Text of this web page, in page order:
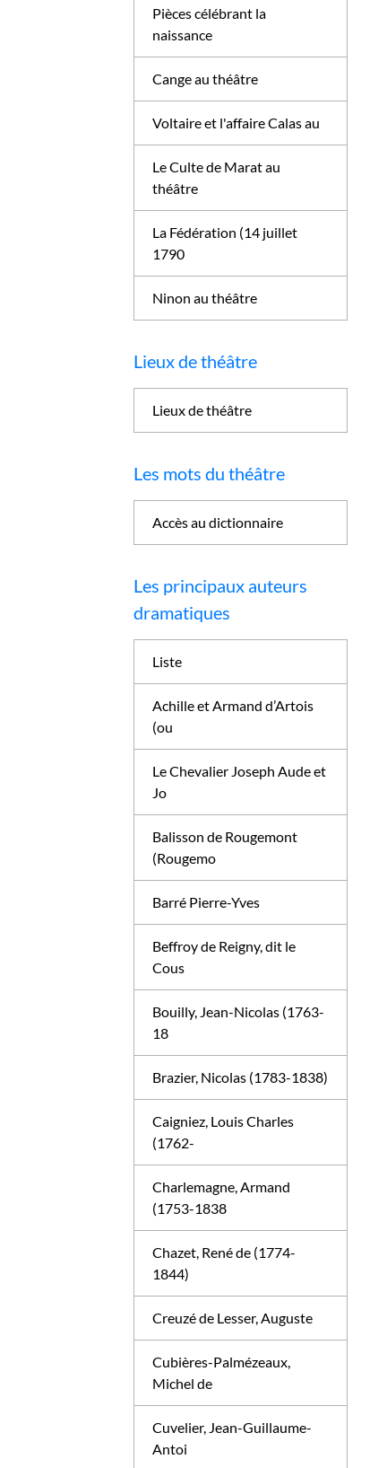
Pièces célébrant la
naissance
Cange au théâtre
Voltaire et l'affaire Calas au
Le Culte de Marat au
théâtre
La Fédération (14 juillet
1790
Ninon au théâtre
Lieux de théâtre
Lieux de théâtre
Les mots du théâtre
Accès au dictionnaire
Les principaux auteurs
dramatiques
Liste
Achille et Armand d’Artois
(ou
Le Chevalier Joseph Aude et
Jo
Balisson de Rougemont
(Rougemo
Barré Pierre-Yves
Beffroy de Reigny, dit le
Cous
Bouilly, Jean-Nicolas (1763-
18
Brazier, Nicolas (1783-1838)
Caigniez, Louis Charles
(1762-
Charlemagne, Armand
(1753-1838
Chazet, René de (1774-
1844)
Creuzé de Lesser, Auguste
Cubières-Palmézeaux,
Michel de
Cuvelier, Jean-Guillaume-
Antoi